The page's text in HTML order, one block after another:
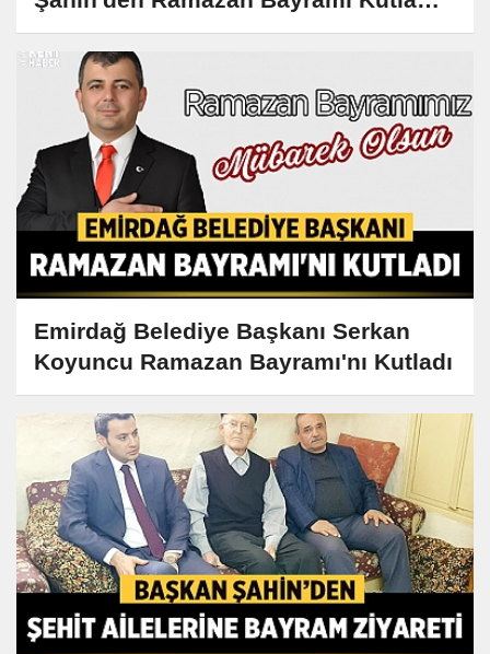
Mesajı
Emirdağ Belediye Başkanı Serkan
Koyuncu Ramazan Bayramı'nı Kutladı